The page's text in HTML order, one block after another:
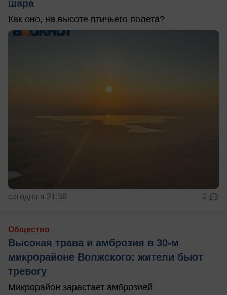
шара
Как оно, на высоте птичьего полета?
сегодня в 21:36 0
Общество
Высокая трава и амброзия в 30‑м
микрорайоне Волжского: жители бьют
тревогу
Микрорайон зарастает амброзией